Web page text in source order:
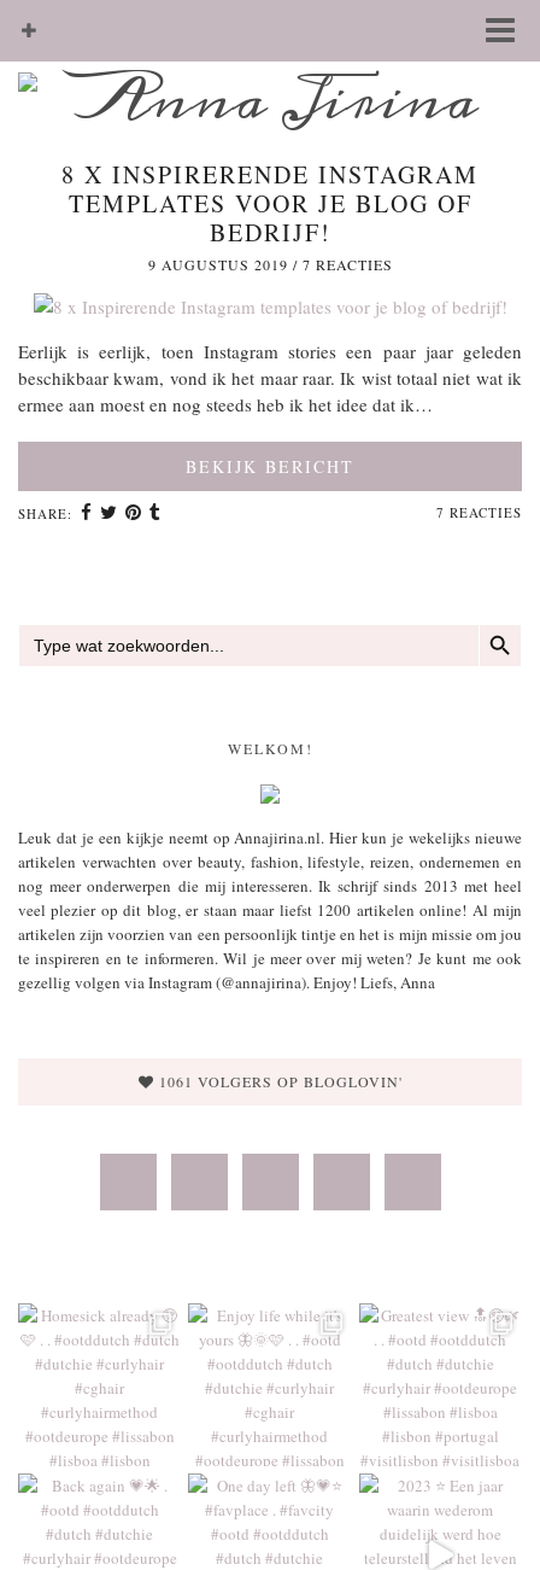
8 X INSPIRERENDE INSTAGRAM
TEMPLATES VOOR JE BLOG OF
BEDRIJF!
9 AUGUSTUS 2019 / 7 REACTIES
Eerlijk is eerlijk, toen Instagram stories een paar jaar geleden
beschikbaar kwam, vond ik het maar raar. Ik wist totaal niet wat ik
ermee aan moest en nog steeds heb ik het idee dat ik…
BEKIJK BERICHT
SHARE: 7 REACTIES
naar:
WELKOM!
Leuk dat je een kijkje neemt op Annajirina.nl. Hier kun je wekelijks nieuwe
artikelen verwachten over beauty, fashion, lifestyle, reizen, ondernemen en
nog meer onderwerpen die mij interesseren. Ik schrijf sinds 2013 met heel
veel plezier op dit blog, er staan maar liefst 1200 artikelen online! Al mijn
artikelen zijn voorzien van een persoonlijk tintje en het is mijn missie om jou
te inspireren en te informeren. Wil je meer over mij weten? Je kunt me ook
gezellig volgen via Instagram (@annajirina). Enjoy! Liefs, Anna
1061 VOLGERS OP BLOGLOVIN'